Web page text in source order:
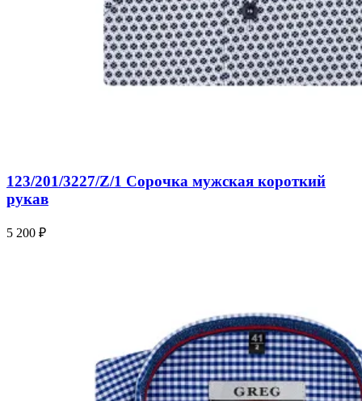
123/201/3227/Z/1 Сорочка мужская короткий
рукав
5 200 ₽